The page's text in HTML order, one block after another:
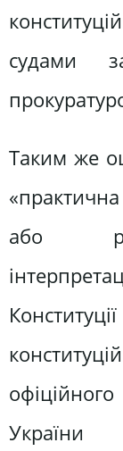
судами
Таким же
або
України